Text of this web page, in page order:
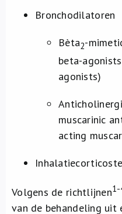
Bronchodilatoren
Bèta2-
beta-
agonists)
muscarinic
acting
Volgens de richtlijnen
van de behandeling uit